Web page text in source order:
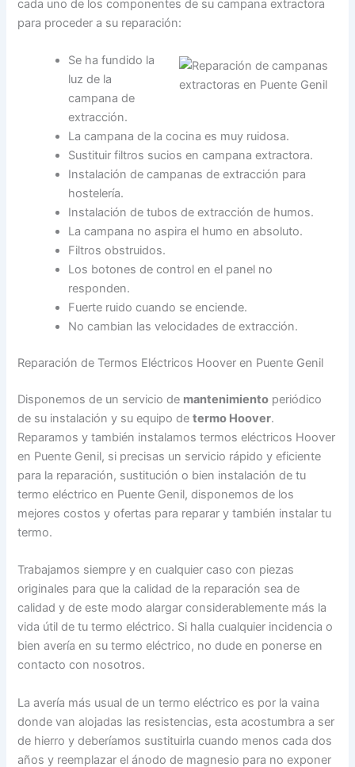
cada uno de los componentes de su campana extractora
para proceder a su reparación:
Se ha fundido la
luz de la
campana de
extracción.
La campana de la cocina es muy ruidosa.
Sustituir filtros sucios en campana extractora.
Instalación de campanas de extracción para
hostelería.
Instalación de tubos de extracción de humos.
La campana no aspira el humo en absoluto.
Filtros obstruidos.
Los botones de control en el panel no
responden.
Fuerte ruido cuando se enciende.
No cambian las velocidades de extracción.
Reparación de Termos Eléctricos Hoover en Puente Genil
Disponemos de un servicio de mantenimiento periódico
de su instalación y su equipo determo Hoover.
Reparamos y también instalamos termos eléctricos Hoover
en Puente Genil, si precisas un servicio rápido y eficiente
para la reparación, sustitución o bien instalación de tu
termo eléctrico en Puente Genil, disponemos de los
mejores costos y ofertas para reparar y también instalar tu
termo.
Trabajamos siempre y en cualquier caso con piezas
originales para que la calidad de la reparación sea de
calidad y de este modo alargar considerablemente más la
vida útil de tu termo eléctrico. Si halla cualquier incidencia o
bien avería en su termo eléctrico, no dude en ponerse en
contacto con nosotros.
La avería más usual de un termo eléctrico es por la vaina
donde van alojadas las resistencias, esta acostumbra a ser
de hierro y deberíamos sustituirla cuando menos cada dos
años y reemplazar el ánodo de magnesio para no exponer